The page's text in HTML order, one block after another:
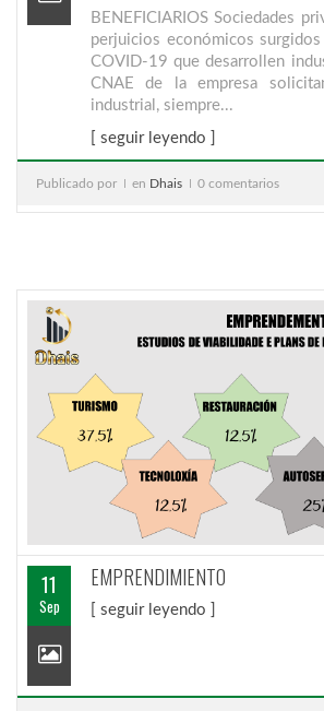
BENEFICIARIOS Sociedades
perjuicios económicos
COVID-19 que desarrollen
CNAE de la empresa
industrial, siempre...
[ seguir leyendo ]
Publicado por en Dhais 0 comentarios
11
Sep
EMPRENDIMIENTO
[ seguir leyendo ]